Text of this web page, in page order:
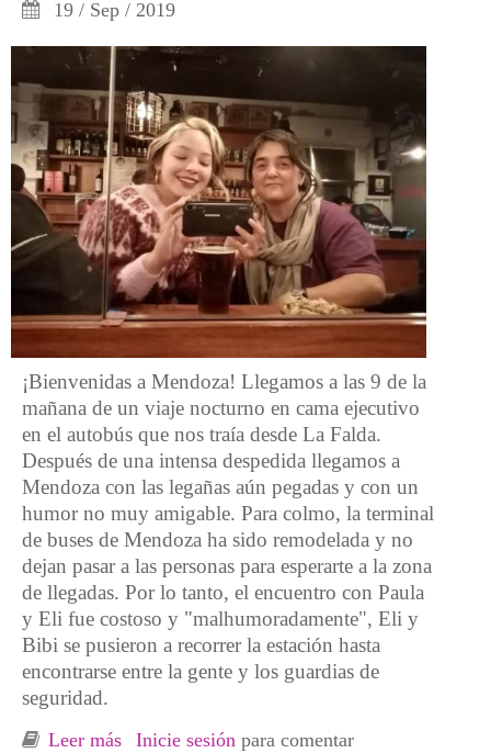
19 / Sep / 2019
¡Bienvenidas a Mendoza! Llegamos a las 9 de la
mañana de un viaje nocturno en cama ejecutivo
en el autobús que nos traía desde La Falda.
Después de una intensa despedida llegamos a
Mendoza con las legañas aún pegadas y con un
humor no muy amigable. Para colmo, la terminal
de buses de Mendoza ha sido remodelada y no
dejan pasar a las personas para esperarte a la zona
de llegadas. Por lo tanto, el encuentro con Paula
y Eli fue costoso y "malhumoradamente", Eli y
Bibi se pusieron a recorrer la estación hasta
encontrarse entre la gente y los guardias de
seguridad.
Leer más sobre De la sororidad como sostén y
Inicie sesión para comentar